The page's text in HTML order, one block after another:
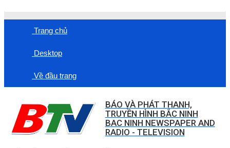
Trang chủ
Desktop
Về đầu trang
BÁO VÀ PHÁT THANH,
TRUYỀN HÌNH BẮC NINH
BAC NINH NEWSPAPER AND
RADIO - TELEVISION